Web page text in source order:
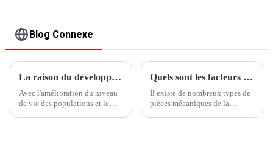
Blog Connexe
La raison du développement du CMM
Avec l'amélioration du niveau
de vie des populations et le
Quels sont les facteurs qui affectent les machines CMM ?
Il existe de nombreux types de
pièces mécaniques de la